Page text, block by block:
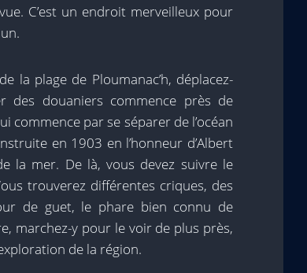
C’est un endroit merveilleux pour
la plage de Ploumanac’h, déplacez-
douaniers commence près de
commence par se séparer de l’océan
en 1903 en l’honneur d’Albert
la mer. De là, vous devez suivre le
trouverez différentes criques, des
de guet, le phare bien connu de
marchez-y pour le voir de plus près,
de la région.